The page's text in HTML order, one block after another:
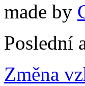
made by
Poslední
Změna